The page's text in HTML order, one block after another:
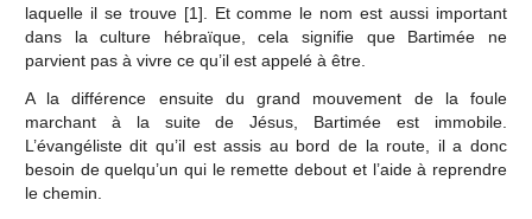
laquelle il se trouve [1] . Et comme le nom est aussi important
dans la culture hébraïque, cela signifie que Bartimée ne
parvient pas à vivre ce qu’il est appelé à être.
A la différence ensuite du grand mouvement de la foule
marchant à la suite de Jésus, Bartimée est immobile.
L’évangéliste dit qu’il est assis au bord de la route, il a donc
besoin de quelqu’un qui le remette debout et l’aide à reprendre
le chemin.